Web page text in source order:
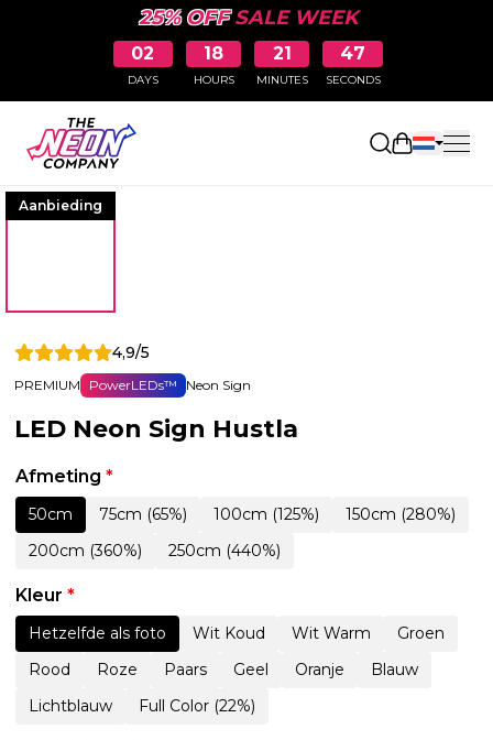
25% OFFSALE WEEK
02
DAYS
18
HOURS
21
MINUTES
47
SECONDS
Aanbieding
4,9/5
PREMIUM PowerLEDs™ Neon Sign
LED Neon Sign Hustla
Afmeting *
50cm 75cm (65%) 100cm (125%)
150cm (280%)
200cm (360%)
250cm (440%)
Kleur *
Hetzelfde als foto Wit Koud Wit Warm
Groen
Rood
Roze Paars Geel Oranje
Blauw
Lichtblauw
Full Color (22%)